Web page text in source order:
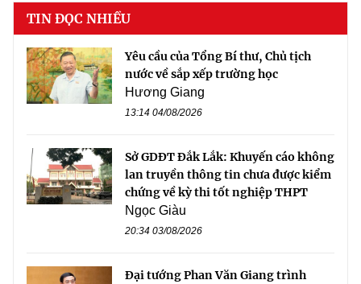
TIN ĐỌC NHIỀU
Yêu cầu của Tổng Bí thư, Chủ tịch
nước về sắp xếp trường học
Hương Giang
13:14 04/08/2026
Sở GDĐT Đắk Lắk: Khuyến cáo không
lan truyền thông tin chưa được kiểm
chứng về kỳ thi tốt nghiệp THPT
Ngọc Giàu
20:34 03/08/2026
Đại tướng Phan Văn Giang trình